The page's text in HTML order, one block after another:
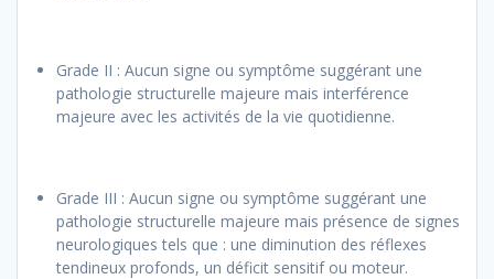
Grade II : Aucun signe ou symptôme suggérant une
pathologie structurelle majeure mais interférence
majeure avec les activités de la vie quotidienne.
Grade III : Aucun signe ou symptôme suggérant une
pathologie structurelle majeure mais présence de signes
neurologiques tels que : une diminution des réflexes
tendineux profonds, un déficit sensitif ou moteur.